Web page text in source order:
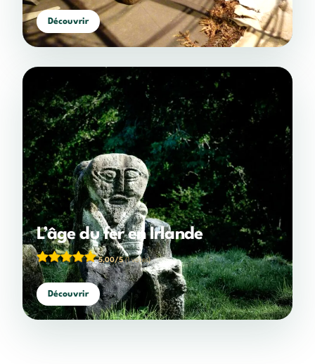
Découvrir
L’âge du fer en Irlande
5,00/5(1 votes)
Découvrir